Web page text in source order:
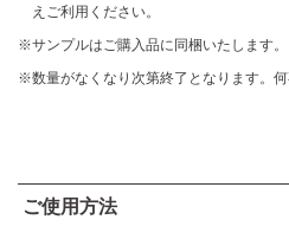
えご利用ください。
サンプルはご購入品に同梱いたします。
数量がなくなり次第終了となります。何
ご使用方法